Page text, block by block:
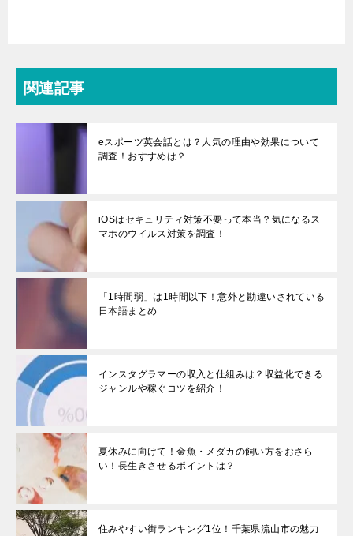
関連記事
eスポーツ英会話とは？人気の理由や効果について
調査！おすすめは？
​​iOSはセキュリティ対策不要って本当？気になるス
マホのウイルス対策を調査！
「1時間弱」は1時間以下！意外と勘違いされている
日本語まとめ
インスタグラマーの収入と仕組みは？収益化できる
ジャンルや稼ぐコツを紹介！
夏休みに向けて！金魚・メダカの飼い方をおさら
い！長生きさせるポイントは？
住みやすい街ランキング1位！千葉県流山市の魅力